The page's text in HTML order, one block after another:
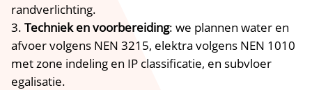
randverlichting.​
Techniek en voorbereiding: we plannen water en
afvoer volgens NEN 3215, elektra volgens NEN 1010
met zone indeling en IP classificatie, en subvloer
egalisatie.​